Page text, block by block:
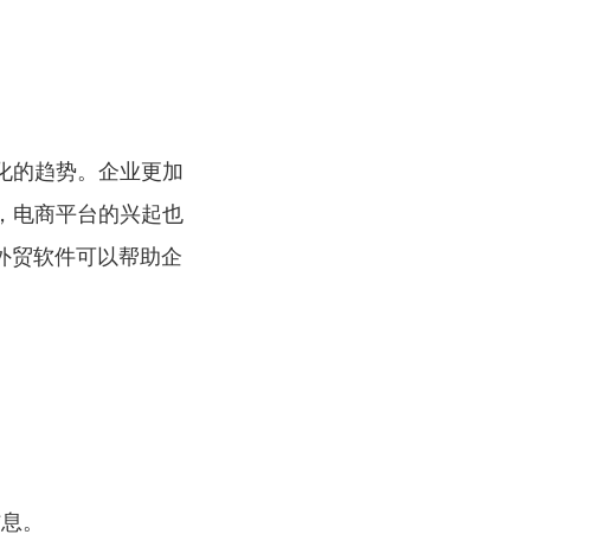
的趋势。企业更加
电商平台的兴起也
贸软件可以帮助企
。